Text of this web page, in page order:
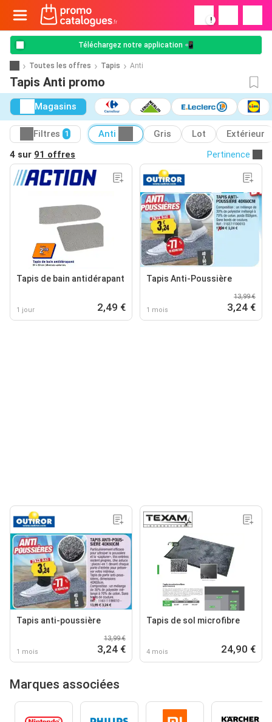
!
Téléchargez notre application 📲
Toutes les offres Tapis Anti
Tapis Anti promo
Magasins
Filtres 1 Anti Gris Lot
Extérieur
4 sur 91 offres Pertinence
Tapis de bain antidérapant
1 jour 2,49 €
Tapis Anti-Poussière
1 mois
13,99 €
3,24 €
Tapis anti-poussière
1 mois
13,99 €
3,24 €
Tapis de sol microfibre
4 mois 24,90 €
Marques associées